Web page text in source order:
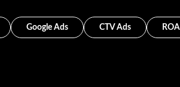
Google Ads CTV Ads